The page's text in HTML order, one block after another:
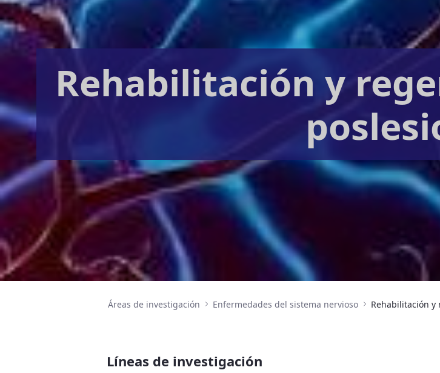
Rehabilitación y
Áreas de investigación Enfermedades del sistema nervioso
Líneas de investigación